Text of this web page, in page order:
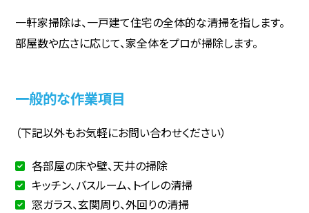
一軒家掃除は、一戸建て住宅の全体的な清掃を指します。
部屋数や広さに応じて、家全体をプロが掃除します。
一般的な作業項目
（下記以外もお気軽にお問い合わせください）
各部屋の床や壁、天井の掃除
キッチン、バスルーム、トイレの清掃
窓ガラス、玄関周り、外回りの清掃